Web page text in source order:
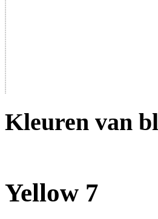
Kleuren van
Yellow 7